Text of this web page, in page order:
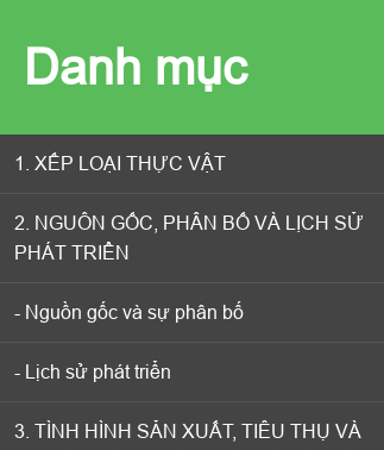
Danh mục
1. XẾP LOẠI THỰC VẬT
2. NGUÔN GỐC, PHÂN BỐ VÀ LỊCH SỬ
PHÁT TRIỂN
- Nguồn gốc và sự phân bố
- Lịch sử phát triển
3. TÌNH HÌNH SẢN XUẤT, TIÊU THỤ VÀ
Danh mục
1. XẾP LOẠI THỰC VẬT
2. NGUÔN GỐC, PHÂN BỐ VÀ LỊCH SỬ
PHÁT TRIỂN
- Nguồn gốc và sự phân bố
- Lịch sử phát triển
3. TÌNH HÌNH SẢN XUẤT, TIÊU THỤ VÀ